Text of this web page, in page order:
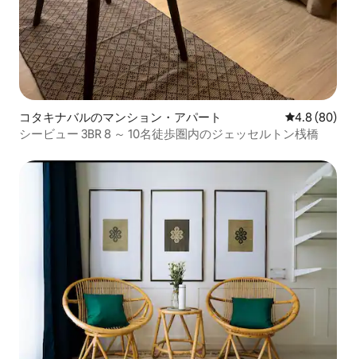
コタキナバルのマンション・アパート レビュー80
4.8 (80)
シービュー 3BR 8 ～ 10名徒歩圏内のジェッセルトン桟橋